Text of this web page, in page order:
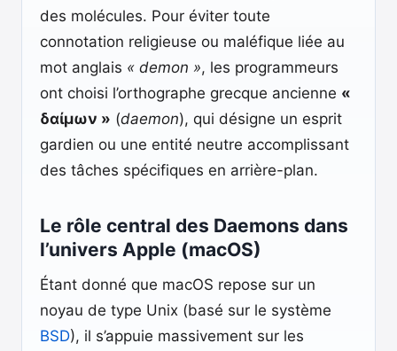
des molécules. Pour éviter toute
connotation religieuse ou maléfique liée au
mot anglais « demon », les programmeurs
ont choisi l’orthographe grecque ancienne «
δαίμων » (daemon), qui désigne un esprit
gardien ou une entité neutre accomplissant
des tâches spécifiques en arrière-plan.
Le rôle central des Daemons dans
l’univers Apple (macOS)
Étant donné que macOS repose sur un
noyau de type Unix (basé sur le système
BSD), il s’appuie massivement sur les